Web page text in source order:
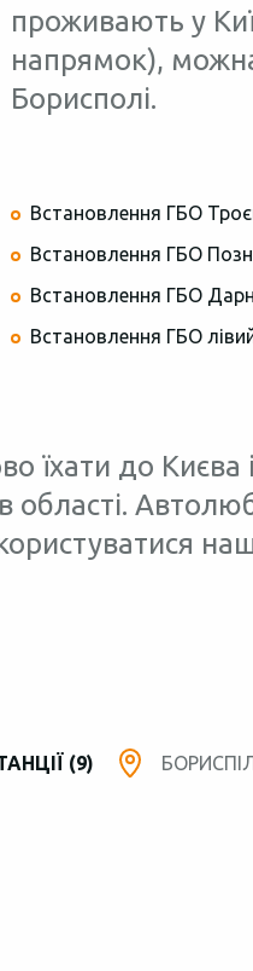
проживають у
напрямок),
Борисполі.
Встановлення ГБО
Встановлення ГБО
Встановлення ГБО
Встановлення ГБО
їхати до Києва
області.
(9)